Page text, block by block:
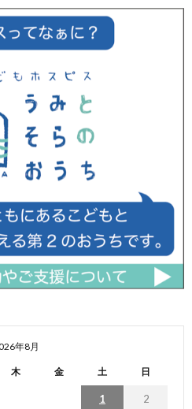
年8月
木 金 土 日
1 2